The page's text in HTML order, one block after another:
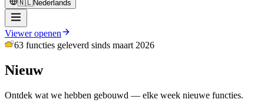
🇳🇱Nederlands
Viewer openen
63 functies geleverd sinds maart 2026
Nieuw
Ontdek wat we hebben gebouwd — elke week nieuwe functies.